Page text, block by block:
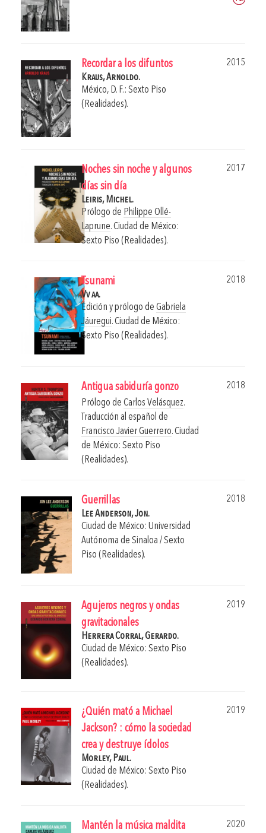
Recordar a los difuntos
2015
Kraus, Arnoldo.
México, D. F.: Sexto Piso
(Realidades).
Noches sin noche y algunos
días sin día
2017
Leiris, Michel.
Prólogo de Philippe Ollé-
Laprune.Ciudad de México:
Sexto Piso (Realidades).
Tsunami
2018
Vv aa.
Edición y prólogo de Gabriela
Jáuregui.Ciudad de México:
Sexto Piso (Realidades).
Antigua sabiduría gonzo
2018
Prólogo de Carlos Velásquez.
Traducción al español de
Francisco Javier Guerrero.Ciudad
de México: Sexto Piso
(Realidades).
Guerrillas
2018
Lee Anderson, Jon.
Ciudad de México: Universidad
Autónoma de Sinaloa / Sexto
Piso (Realidades).
Agujeros negros y ondas
gravitacionales
2019
Herrera Corral, Gerardo.
Ciudad de México: Sexto Piso
(Realidades).
¿Quién mató a Michael
Jackson? : cómo la sociedad
crea y destruye ídolos
2019
Morley, Paul.
Ciudad de México: Sexto Piso
(Realidades).
Mantén la música maldita
2020